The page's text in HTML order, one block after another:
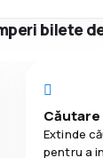
bilete
Extinde
pentru a